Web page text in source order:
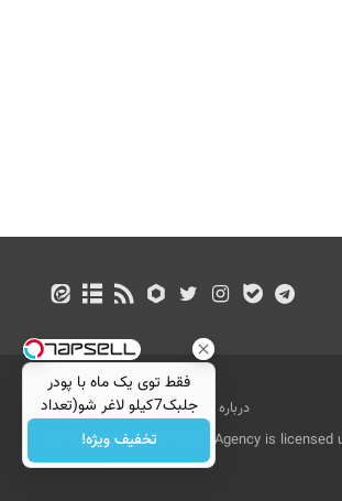
درباره ما تماس با ما
بازرگانی
All Content by Mehr News Agency is
License.
فقط توی یک ماه با پودر
جلبک7کیلو لاغر شو(تعداد
محدود)
تخفیف ویژه!